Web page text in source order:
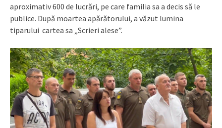
aproximativ 600 de lucrări, pe care familia sa a decis să le
publice. După moartea apărătorului, a văzut lumina
tiparului cartea sa „Scrieri alese”.